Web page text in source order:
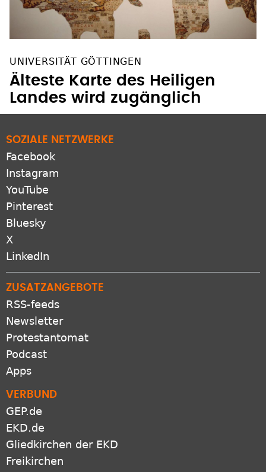
UNIVERSITÄT GÖTTINGEN
Älteste Karte des Heiligen
Landes wird zugänglich
SOZIALE NETZWERKE
Facebook
Instagram
YouTube
Pinterest
Bluesky
X
LinkedIn
ZUSATZANGEBOTE
RSS-feeds
Newsletter
Protestantomat
Podcast
Apps
VERBUND
GEP.de
EKD.de
Gliedkirchen der EKD
Freikirchen